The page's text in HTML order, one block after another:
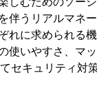
うリアルマネ
れに求められる
使いやすさ、マ
セキュリティ対策